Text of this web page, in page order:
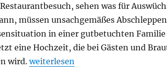
sehen was für
müssen unsachgemäßes
in einer gutbetuchten Familie
eine Hochzeit, die bei Gästen und
wird.„Wild Tales – Jeder dreht mal
weiterlesen